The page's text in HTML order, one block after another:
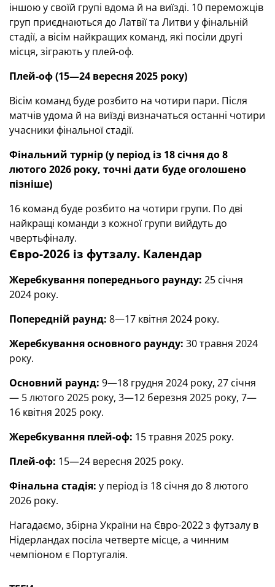
іншою у своїй групі вдома й на виїзді. 10 переможців
груп приєднаються до Латвії та Литви у фінальній
стадії, а вісім найкращих команд, які посіли другі
місця, зіграють у плей-оф.
Плей-оф(15—24 вересня 2025 року)
Вісім команд буде розбито на чотири пари. Після
матчів удома й на виїзді визначаться останні чотири
учасники фінальної стадії.
Фінальний турнір (у період із 18 січня до 8
лютого 2026 року, точні дати буде оголошено
пізніше)
16 команд буде розбито на чотири групи. По дві
найкращі команди з кожної групи вийдуть до
чвертьфіналу.
Євро-2026 із футзалу. Календар
Жеребкування попереднього раунду: 25 січня
2024 року.
Попередній раунд: 8—17 квітня 2024 року.
Жеребкування основного раунду: 30 травня 2024
року.
Основний раунд: 9—18 грудня 2024 року, 27 січня
— 5 лютого 2025 року, 3—12 березня 2025 року, 7—
16 квітня 2025 року.
Жеребкування плей-оф: 15 травня 2025 року.
Плей-оф: 15—24 вересня 2025 року.
Фінальна стадія: у період із 18 січня до 8 лютого
2026 року.
Нагадаємо, збірна України на Євро-2022 з футзалу в
Нідерландах посіла четверте місце, а чинним
чемпіоном є Португалія.